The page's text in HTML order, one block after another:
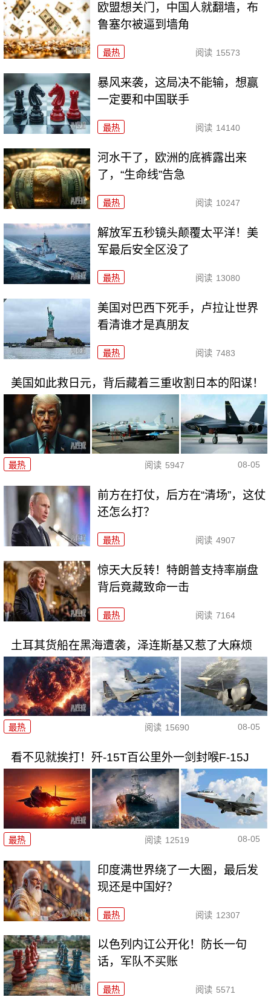
欧盟想关门，中国人就翻墙，布
鲁塞尔被逼到墙角
最热 阅读 15573
暴风来袭，这局决不能输，想赢
一定要和中国联手
最热 阅读 14140
河水干了，欧洲的底裤露出来
了，“生命线”告急
最热 阅读 10247
解放军五秒镜头颠覆太平洋！美
军最后安全区没了
最热 阅读 13080
美国对巴西下死手，卢拉让世界
看清谁才是真朋友
最热 阅读 7483
美国如此救日元，背后藏着三重收割日本的阳谋！
最热 阅读 5947 08-05
前方在打仗，后方在“清场”，这仗
还怎么打？
最热 阅读 4907
惊天大反转！特朗普支持率崩盘
背后竟藏致命一击
最热 阅读 7164
土耳其货船在黑海遭袭，泽连斯基又惹了大麻烦
最热 阅读 15690 08-05
看不见就挨打！歼-15T百公里外一剑封喉F-15J
最热 阅读 12519 08-05
印度满世界绕了一大圈，最后发
现还是中国好？
最热 阅读 12307
以色列内讧公开化！防长一句
话，军队不买账
最热 阅读 5571